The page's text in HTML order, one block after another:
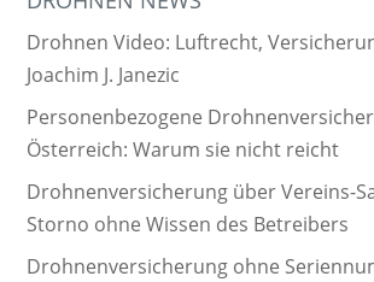
Drohnen Video: Luftrecht,
Joachim J. Janezic
Personenbezogene
Österreich: Warum sie nicht reicht
Drohnenversicherung über Vereins-
Storno ohne Wissen des Betreibers
Drohnenversicherung ohne